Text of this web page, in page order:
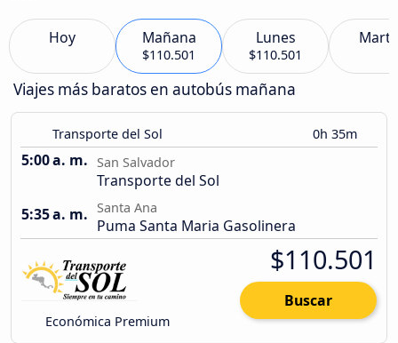
Hoy Mañana
$110.501
Lunes
$110.501
Viajes más baratos en autobús mañana
Transporte del Sol 0h 35m
5:00 a. m. San Salvador
Transporte del Sol
5:35 a. m. Santa Ana
Puma Santa Maria Gasolinera
Económica Premium
$110.501
Buscar